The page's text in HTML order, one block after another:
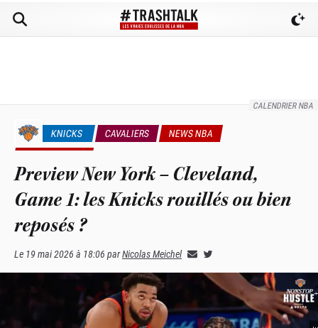
CALENDRIER NBA
KNICKS CAVALIERS
NEWS NBA
Preview New York – Cleveland,
Game 1: les Knicks rouillés ou bien
reposés ?
Le 19 mai 2026 à 18:06 parNicolas Meichel